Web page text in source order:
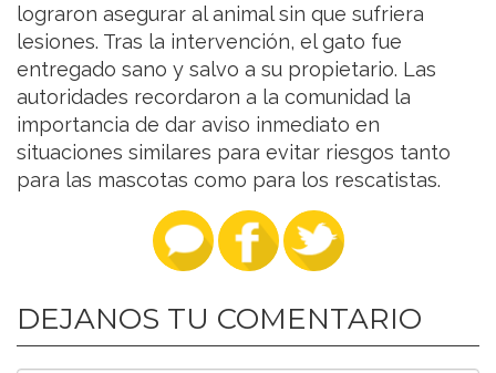
lograron asegurar al animal sin que sufriera
lesiones. Tras la intervención, el gato fue
entregado sano y salvo a su propietario. Las
autoridades recordaron a la comunidad la
importancia de dar aviso inmediato en
situaciones similares para evitar riesgos tanto
para las mascotas como para los rescatistas.
DEJANOS TU COMENTARIO